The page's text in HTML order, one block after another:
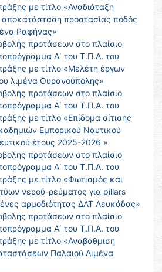
με τίτλο «Αναδιάταξη
προστασίας ποδός
Ραφήνας»
προτάσεων στο πλαίσιο
Α΄ του Τ.Π.Α. του
με τίτλο «Μελέτη έργων
λιμένα Ουρανούπολης»
προτάσεων στο πλαίσιο
Α΄ του Τ.Π.Α. του
με τίτλο «Επίδομα σίτισης
Εμπορικού Ναυτικού
έτους 2025-2026 »
προτάσεων στο πλαίσιο
Α΄ του Τ.Π.Α. του
με τίτλο «Φωτισμός και
νερού-ρεύματος για pillars
αρμοδιότητας ΔΛΤ Λευκάδας»
προτάσεων στο πλαίσιο
Α΄ του Τ.Π.Α. του
με τίτλο «Αναβάθμιση
Παλαιού Λιμένα